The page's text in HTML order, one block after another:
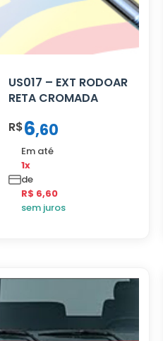
US017 – EXT RODOAR
RETA CROMADA
R$6,60
Em até
1x
de
R$ 6,60
sem juros